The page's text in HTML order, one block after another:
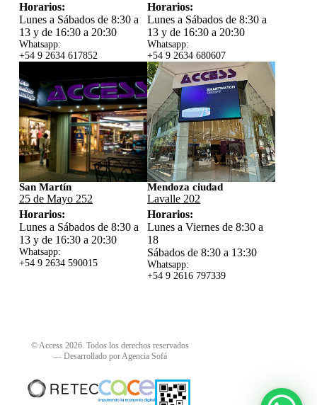
Horarios:
Lunes a Sábados de 8:30 a
13 y de 16:30 a 20:30
Whatsapp:
+54 9 2634 617852
Horarios:
Lunes a Sábados de 8:30 a
13 y de 16:30 a 20:30
Whatsapp:
+54 9 2634 680607
San Martín
25 de Mayo 252
Horarios:
Lunes a Sábados de 8:30 a
13 y de 16:30 a 20:30
Whatsapp:
+54 9 2634 590015
Mendoza ciudad
Lavalle 202
Horarios:
Lunes a Viernes de 8:30 a
18
Sábados de 8:30 a 13:30
Whatsapp:
+54 9 2616 797339
© Access 2026. Todos los derechos reservados
— Desarrollado por Agencia Sofá